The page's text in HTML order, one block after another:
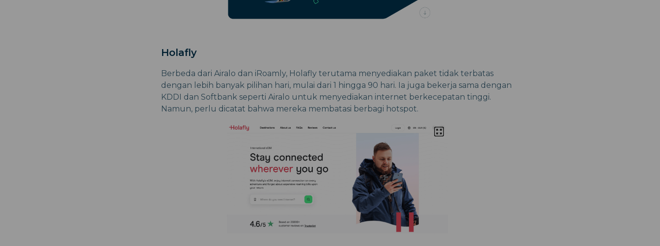
Holafly
Berbeda dari Airalo dan iRoamly, Holafly terutama menyediakan paket tidak terbatas
dengan lebih banyak pilihan hari, mulai dari 1 hingga 90 hari. Ia juga bekerja sama dengan
KDDI dan Softbank seperti Airalo untuk menyediakan internet berkecepatan tinggi.
Namun, perlu dicatat bahwa mereka membatasi berbagi hotspot.